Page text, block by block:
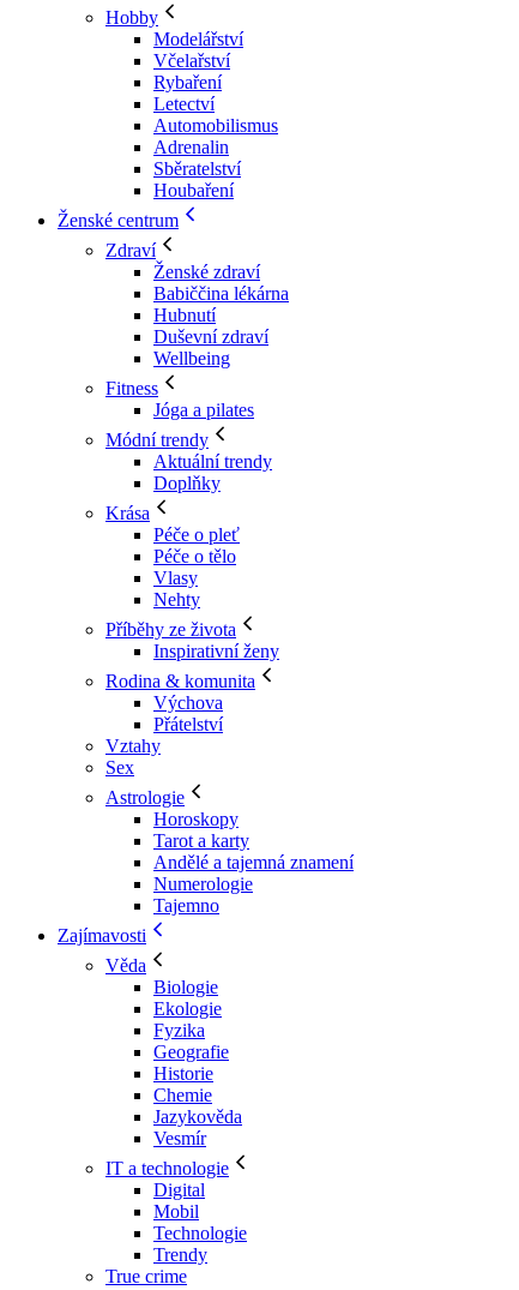
Hobby
Modelářství
Včelařství
Rybaření
Letectví
Automobilismus
Adrenalin
Sběratelství
Houbaření
Ženské centrum
Zdraví
Ženské zdraví
Babiččina lékárna
Hubnutí
Duševní zdraví
Wellbeing
Fitness
Jóga a pilates
Módní trendy
Aktuální trendy
Doplňky
Krása
Péče o pleť
Péče o tělo
Vlasy
Nehty
Příběhy ze života
Inspirativní ženy
Rodina & komunita
Výchova
Přátelství
Vztahy
Sex
Astrologie
Horoskopy
Tarot a karty
Andělé a tajemná znamení
Numerologie
Tajemno
Zajímavosti
Věda
Biologie
Ekologie
Fyzika
Geografie
Historie
Chemie
Jazykověda
Vesmír
IT a technologie
Digital
Mobil
Technologie
Trendy
True crime